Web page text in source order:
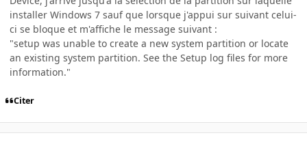
installer Windows 7 sauf que lorsque j'appui sur suivant celui-
ci se bloque et m'affiche le message suivant :
"setup was unable to create a new system partition or locate
an existing system partition. See the Setup log files for more
information."
Citer